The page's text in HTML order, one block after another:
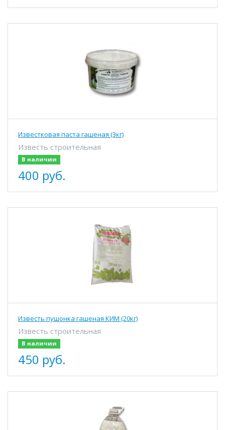
Известковая паста гашеная (3кг)
Известь строительная
В наличии
400 руб.
Известь пушонка гашеная КИМ (20кг)
Известь строительная
В наличии
450 руб.